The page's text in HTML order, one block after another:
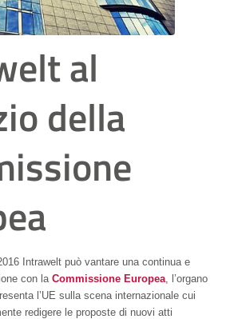
al
della
Intrawelt può vantare una continua e
con la Commissione Europea, l’organo
l’UE sulla scena internazionale cui
redigere le proposte di nuovi atti